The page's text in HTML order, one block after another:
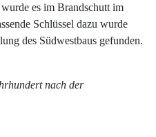
es im Brandschutt im
Schlüssel dazu wurde
des Südwestbaus gefunden.
nach der